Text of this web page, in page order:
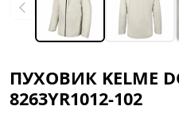
ПУХОВИК KELME
8263YR1012-102